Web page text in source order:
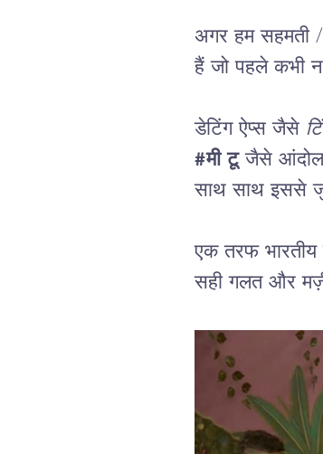
अगर हम सहमती
हैं जो पहले कभी
डेटिंग ऐप्स जैसे
#मी टू जैसे
साथ साथ इससे
एक तरफ भारतीय
सही गलत और